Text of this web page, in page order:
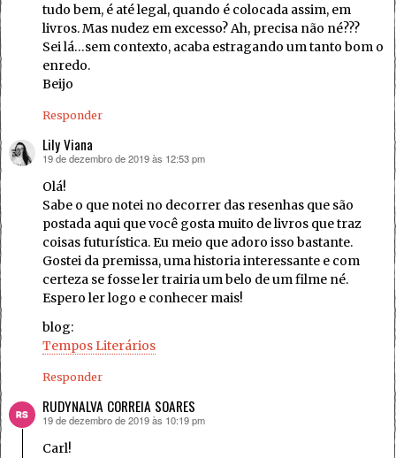
tudo bem, é até legal, quando é colocada assim, em
livros. Mas nudez em excesso? Ah, precisa não né???
Sei lá…sem contexto, acaba estragando um tanto bom o
enredo.
Beijo
Responder
Lily Viana
disse:
19 de dezembro de 2019 às 12:53 pm
Olá!
Sabe o que notei no decorrer das resenhas que são
postada aqui que você gosta muito de livros que traz
coisas futurística. Eu meio que adoro isso bastante.
Gostei da premissa, uma historia interessante e com
certeza se fosse ler trairia um belo de um filme né.
Espero ler logo e conhecer mais!
blog:
Tempos Literários
Responder
RUDYNALVA CORREIA SOARES
disse:
19 de dezembro de 2019 às 10:19 pm
Carl!